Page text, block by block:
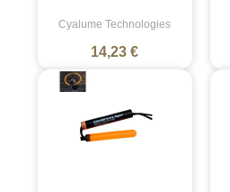
Cyalume Technologies
14,23 €